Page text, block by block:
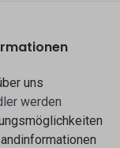
uns
werden​​